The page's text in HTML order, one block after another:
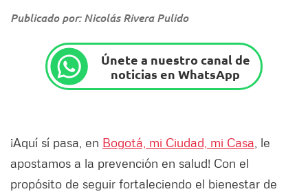
Publicado por: Nicolás Rivera Pulido
Únete a nuestro canal de
noticias en WhatsApp
¡Aquí sí pasa, en Bogotá, mi Ciudad, mi Casa , le
apostamos a la prevención en salud! Con el
propósito de seguir fortaleciendo el bienestar de